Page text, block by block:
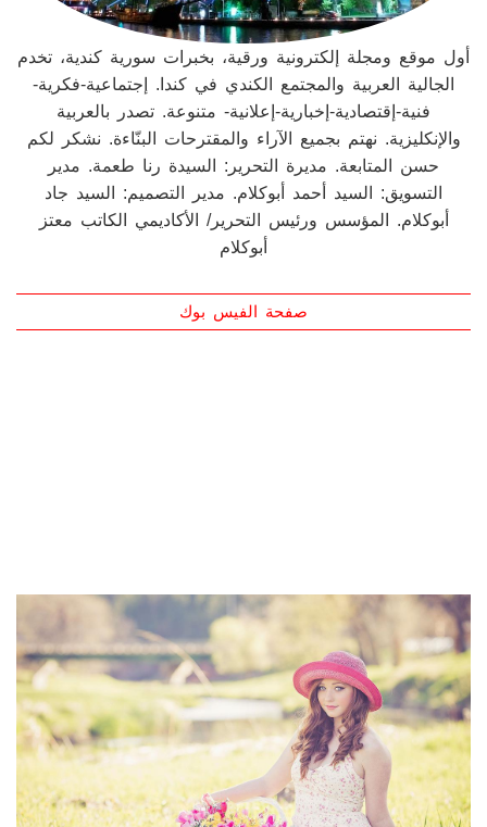
أول موقع ومجلة إلكترونية ورقية، بخبرات سورية كندية، تخدم
الجالية العربية والمجتمع الكندي في كندا. إجتماعية-فكرية-
فنية-إقتصادية-إخبارية-إعلانية- متنوعة. تصدر بالعربية
والإنكليزية. نهتم بجميع الآراء والمقترحات البنّاءة. نشكر لكم
حسن المتابعة. مديرة التحرير: السيدة رنا طعمة. مدير
التسويق: السيد أحمد أبوكلام. مدير التصميم: السيد جاد
أبوكلام. المؤسس ورئيس التحرير/ الأكاديمي الكاتب معتز
أبوكلام